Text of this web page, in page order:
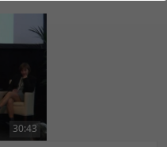
Relevancia szerint
Kezdés/felvétel dátuma szerint
Feltöltés dátuma szerint
dátuma szerint
Utolsó módosítás szerint
30:43